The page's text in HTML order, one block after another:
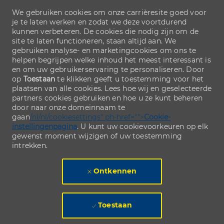
We gebruiken cookies om onze carrièresite goed voor
je te laten werken en zodat we deze voortdurend
kunnen verbeteren. De cookies die nodig zijn om de
site te laten functioneren, staan altijd aan. We
gebruiken analyse- en marketingcookies om ons te
helpen begrijpen welke inhoud het meest interessant is
en om uw gebruikerservaring te personaliseren. Door
op Toestaan te klikken geeft u toestemming voor het
plaatsen van alle cookies. Lees hoe wij en geselecteerde
partners cookies gebruiken en hoe u ze kunt beheren
door naar onze domeinnaam te
gaan/nl/nl/cookiesettings" ph-href="">Cookie-
instellingenpagina. U kunt uw cookievoorkeuren op elk
gewenst moment wijzigen of uw toestemming
intrekken.
Ontkennen
Toestaan